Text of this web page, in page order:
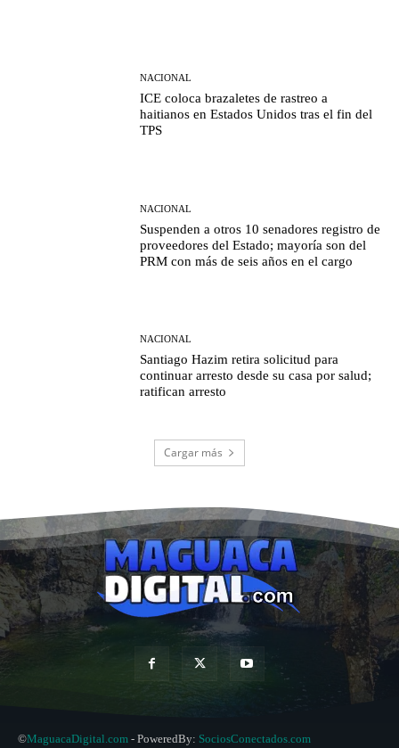
NACIONAL
ICE coloca brazaletes de rastreo a
haitianos en Estados Unidos tras el fin del
TPS
NACIONAL
Suspenden a otros 10 senadores registro de
proveedores del Estado; mayoría son del
PRM con más de seis años en el cargo
NACIONAL
Santiago Hazim retira solicitud para
continuar arresto desde su casa por salud;
ratifican arresto
Cargar más
©MaguacaDigital.com - PoweredBy: SociosConectados.com